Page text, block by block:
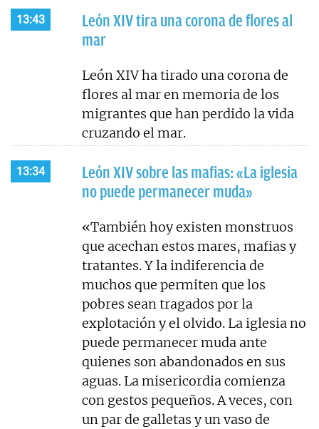
13:43
León XIV tira una corona de flores al
mar
León XIV ha tirado una corona de
flores al mar en memoria de los
migrantes que han perdido la vida
cruzando el mar.
13:34
León XIV sobre las mafias: «La iglesia
no puede permanecer muda»
«También hoy existen monstruos
que acechan estos mares, mafias y
tratantes. Y la indiferencia de
muchos que permiten que los
pobres sean tragados por la
explotación y el olvido. La iglesia no
puede permanecer muda ante
quienes son abandonados en sus
aguas. La misericordia comienza
con gestos pequeños. A veces, con
un par de galletas y un vaso de